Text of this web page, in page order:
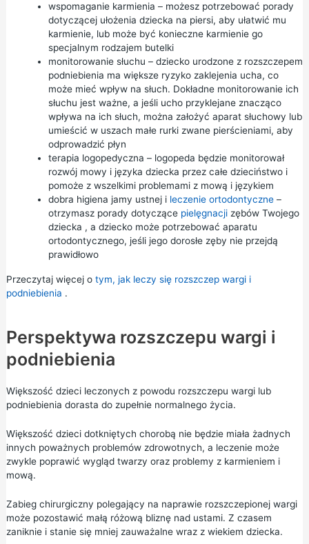
wspomaganie karmienia – możesz potrzebować porady
dotyczącej ułożenia dziecka na piersi, aby ułatwić mu
karmienie, lub może być konieczne karmienie go
specjalnym rodzajem butelki
monitorowanie słuchu – dziecko urodzone z rozszczepem
podniebienia ma większe ryzyko zaklejenia ucha, co
może mieć wpływ na słuch. Dokładne monitorowanie ich
słuchu jest ważne, a jeśli ucho przyklejane znacząco
wpływa na ich słuch, można założyć aparat słuchowy lub
umieścić w uszach małe rurki zwane pierścieniami, aby
odprowadzić płyn
terapia logopedyczna – logopeda będzie monitorował
rozwój mowy i języka dziecka przez całe dzieciństwo i
pomoże z wszelkimi problemami z mową i językiem
dobra higiena jamy ustnej i leczenie ortodontyczne–
otrzymasz porady dotyczące pielęgnacji zębów Twojego
dziecka , a dzieckomoże potrzebować aparatu
ortodontycznego, jeśli jego dorosłe zęby nie przejdą
prawidłowo
Przeczytaj więcej o tym, jak leczy się rozszczep wargi i
podniebienia .
Perspektywa rozszczepu wargi i
podniebienia
Większość dzieci leczonych z powodu rozszczepu wargi lub
podniebienia dorasta do zupełnie normalnego życia.
Większość dzieci dotkniętych chorobą nie będzie miała żadnych
innych poważnych problemów zdrowotnych, a leczenie może
zwykle poprawić wygląd twarzy oraz problemy z karmieniem i
mową.
Zabieg chirurgiczny polegający na naprawie rozszczepionej wargi
może pozostawić małą różową bliznę nad ustami. Z czasem
zaniknie i stanie się mniej zauważalne wraz z wiekiem dziecka.